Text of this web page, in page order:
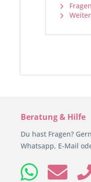
Beratung & Hilfe
Du hast Fragen?
Whatsapp, E-Mail